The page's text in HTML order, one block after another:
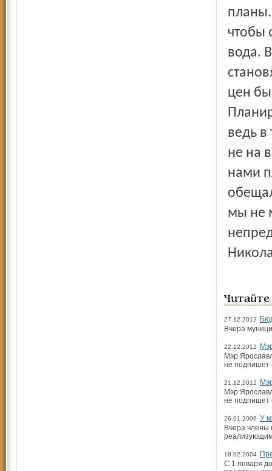
планы.
чтобы
вода.
цен
ведь в
не на
нами
мы не
27.12.2012
Вчера
22.12.2012
Мэр
не подпишет
21.12.2012
Мэр
не подпишет
26.01.2006 У
Вчера члены
реализующим
18.02.2004
С 1 января